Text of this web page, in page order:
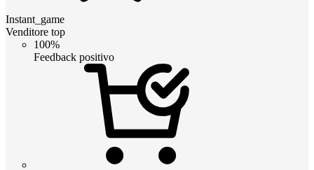
Instant_game
Venditore top
100%
Feedback positivo